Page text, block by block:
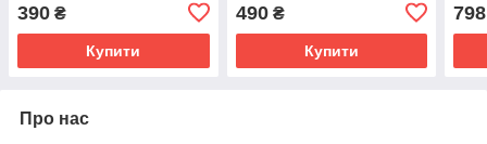
390 ₴
Купити
490₴
Купити
798
Про нас